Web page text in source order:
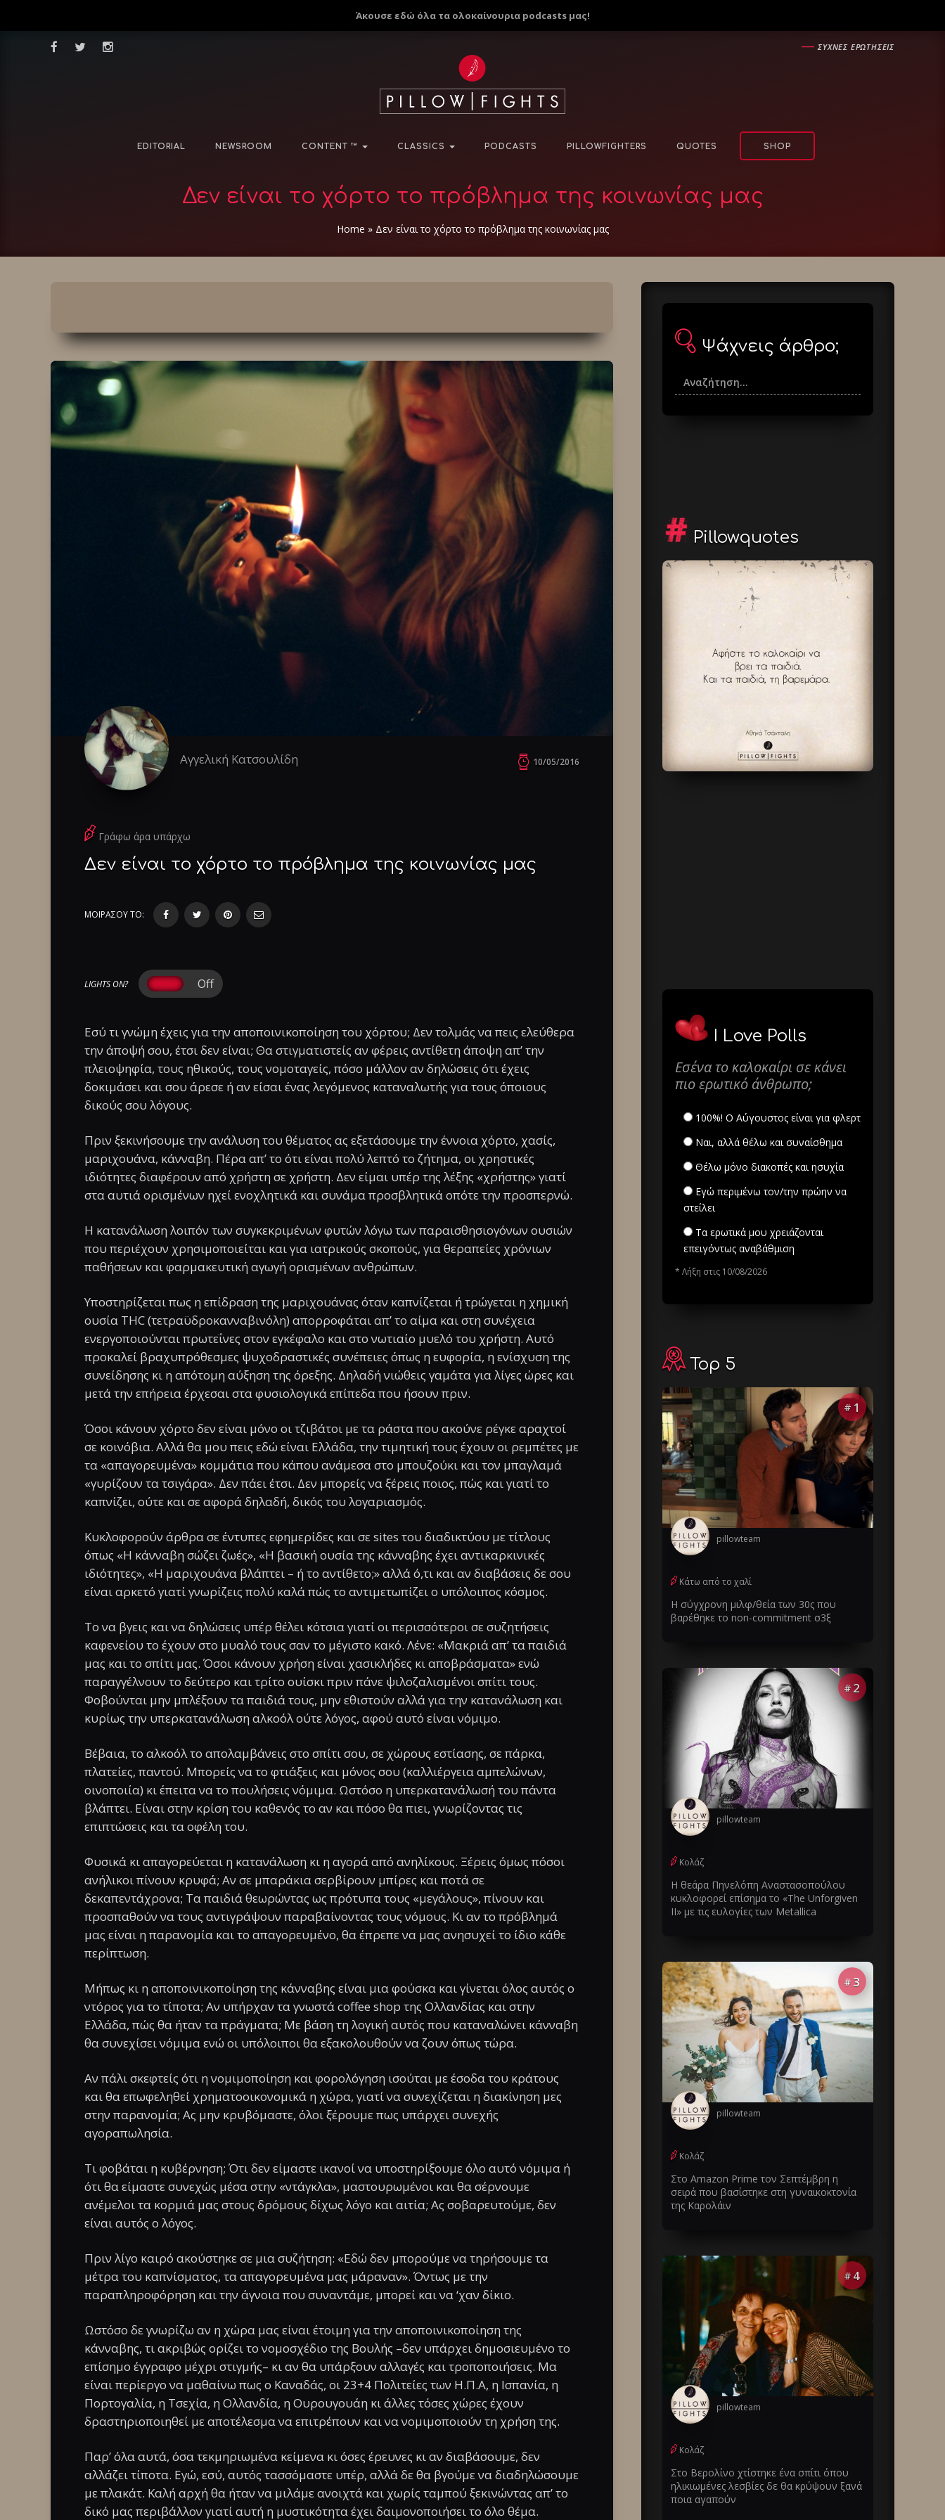
Άκουσε εδώ όλα τα ολοκαίνουρια podcasts μας!
―ΣΥΧΝΕΣ ΕΡΩΤΗΣΕΙΣ
EDITORIAL NEWSROOM CONTENT ™ CLASSICS PODCASTS PILLOWFIGHTERS QUOTES SHOP
Δεν είναι το χόρτο το πρόβλημα της κοινωνίας μας
Home » Δεν είναι το χόρτο το πρόβλημα της κοινωνίας μας
Αγγελική Κατσουλίδη 10/05/2016
Γράφω άρα υπάρχω
Δεν είναι το χόρτο το πρόβλημα της κοινωνίας μας
ΜΟΙΡΑΣΟΥ ΤΟ:
LIGHTS ON?
Εσύ τι γνώμη έχεις για την αποποινικοποίηση του χόρτου; Δεν τολμάς να πεις ελεύθερα
την άποψή σου, έτσι δεν είναι; Θα στιγματιστείς αν φέρεις αντίθετη άποψη απ’ την
πλειοψηφία, τους ηθικούς, τους νομοταγείς, πόσο μάλλον αν δηλώσεις ότι έχεις
δοκιμάσει και σου άρεσε ή αν είσαι ένας λεγόμενος καταναλωτής για τους όποιους
δικούς σου λόγους.
Πριν ξεκινήσουμε την ανάλυση του θέματος ας εξετάσουμε την έννοια χόρτο, χασίς,
μαριχουάνα, κάνναβη. Πέρα απ’ το ότι είναι πολύ λεπτό το ζήτημα, οι χρηστικές
ιδιότητες διαφέρουν από χρήστη σε χρήστη. Δεν είμαι υπέρ της λέξης «χρήστης» γιατί
στα αυτιά ορισμένων ηχεί ενοχλητικά και συνάμα προσβλητικά οπότε την προσπερνώ.
Η κατανάλωση λοιπόν των συγκεκριμένων φυτών λόγω των παραισθησιογόνων ουσιών
που περιέχουν χρησιμοποιείται και για ιατρικούς σκοπούς, για θεραπείες χρόνιων
παθήσεων και φαρμακευτική αγωγή ορισμένων ανθρώπων.
Υποστηρίζεται πως η επίδραση της μαριχουάνας όταν καπνίζεται ή τρώγεται η χημική
ουσία THC (τετραϋδροκανναβινόλη) απορροφάται απ’ το αίμα και στη συνέχεια
ενεργοποιούνται πρωτεΐνες στον εγκέφαλο και στο νωτιαίο μυελό του χρήστη. Αυτό
προκαλεί βραχυπρόθεσμες ψυχοδραστικές συνέπειες όπως η ευφορία, η ενίσχυση της
συνείδησης κι η απότομη αύξηση της όρεξης. Δηλαδή νιώθεις γαμάτα για λίγες ώρες και
μετά την επήρεια έρχεσαι στα φυσιολογικά επίπεδα που ήσουν πριν.
Όσοι κάνουν χόρτο δεν είναι μόνο οι τζιβάτοι με τα ράστα που ακούνε ρέγκε αραχτοί
σε κοινόβια. Αλλά θα μου πεις εδώ είναι Ελλάδα, την τιμητική τους έχουν οι ρεμπέτες με
τα «απαγορευμένα» κομμάτια που κάπου ανάμεσα στο μπουζούκι και τον μπαγλαμά
«γυρίζουν τα τσιγάρα». Δεν πάει έτσι. Δεν μπορείς να ξέρεις ποιος, πώς και γιατί το
καπνίζει, ούτε και σε αφορά δηλαδή, δικός του λογαριασμός.
Κυκλοφορούν άρθρα σε έντυπες εφημερίδες και σε sites του διαδικτύου με τίτλους
όπως «Η κάνναβη σώζει ζωές», «Η βασική ουσία της κάνναβης έχει αντικαρκινικές
ιδιότητες», «Η μαριχουάνα βλάπτει – ή το αντίθετο;» αλλά ό,τι και αν διαβάσεις δε σου
είναι αρκετό γιατί γνωρίζεις πολύ καλά πώς το αντιμετωπίζει ο υπόλοιπος κόσμος.
Το να βγεις και να δηλώσεις υπέρ θέλει κότσια γιατί οι περισσότεροι σε συζητήσεις
καφενείου το έχουν στο μυαλό τους σαν το μέγιστο κακό. Λένε: «Μακριά απ’ τα παιδιά
μας και το σπίτι μας. Όσοι κάνουν χρήση είναι χασικλήδες κι αποβράσματα» ενώ
παραγγέλνουν το δεύτερο και τρίτο ουίσκι πριν πάνε ψιλοζαλισμένοι σπίτι τους.
Φοβούνται μην μπλέξουν τα παιδιά τους, μην εθιστούν αλλά για την κατανάλωση και
κυρίως την υπερκατανάλωση αλκοόλ ούτε λόγος, αφού αυτό είναι νόμιμο.
Βέβαια, το αλκοόλ το απολαμβάνεις στο σπίτι σου, σε χώρους εστίασης, σε πάρκα,
πλατείες, παντού. Μπορείς να το φτιάξεις και μόνος σου (καλλιέργεια αμπελώνων,
οινοποιία) κι έπειτα να το πουλήσεις νόμιμα. Ωστόσο η υπερκατανάλωσή του πάντα
βλάπτει. Είναι στην κρίση του καθενός το αν και πόσο θα πιει, γνωρίζοντας τις
επιπτώσεις και τα οφέλη του.
Φυσικά κι απαγορεύεται η κατανάλωση κι η αγορά από ανηλίκους. Ξέρεις όμως πόσοι
ανήλικοι πίνουν κρυφά; Αν σε μπαράκια σερβίρουν μπίρες και ποτά σε
δεκαπεντάχρονα; Τα παιδιά θεωρώντας ως πρότυπα τους «μεγάλους», πίνουν και
προσπαθούν να τους αντιγράψουν παραβαίνοντας τους νόμους. Κι αν το πρόβλημά
μας είναι η παρανομία και το απαγορευμένο, θα έπρεπε να μας ανησυχεί το ίδιο κάθε
περίπτωση.
Μήπως κι η αποποινικοποίηση της κάνναβης είναι μια φούσκα και γίνεται όλος αυτός ο
ντόρος για το τίποτα; Αν υπήρχαν τα γνωστά coffee shop της Ολλανδίας και στην
Ελλάδα, πώς θα ήταν τα πράγματα; Με βάση τη λογική αυτός που καταναλώνει κάνναβη
θα συνεχίσει νόμιμα ενώ οι υπόλοιποι θα εξακολουθούν να ζουν όπως τώρα.
Αν πάλι σκεφτείς ότι η νομιμοποίηση και φορολόγηση ισούται με έσοδα του κράτους
και θα επωφεληθεί χρηματοοικονομικά η χώρα, γιατί να συνεχίζεται η διακίνηση μες
στην παρανομία; Ας μην κρυβόμαστε, όλοι ξέρουμε πως υπάρχει συνεχής
αγοραπωλησία.
Τι φοβάται η κυβέρνηση; Ότι δεν είμαστε ικανοί να υποστηρίξουμε όλο αυτό νόμιμα ή
ότι θα είμαστε συνεχώς μέσα στην «ντάγκλα», μαστουρωμένοι και θα σέρνουμε
ανέμελοι τα κορμιά μας στους δρόμους δίχως λόγο και αιτία; Ας σοβαρευτούμε, δεν
είναι αυτός ο λόγος.
Πριν λίγο καιρό ακούστηκε σε μια συζήτηση: «Εδώ δεν μπορούμε να τηρήσουμε τα
μέτρα του καπνίσματος, τα απαγορευμένα μας μάραναν». Όντως με την
παραπληροφόρηση και την άγνοια που συναντάμε, μπορεί και να ‘χαν δίκιο.
Ωστόσο δε γνωρίζω αν η χώρα μας είναι έτοιμη για την αποποινικοποίηση της
κάνναβης, τι ακριβώς ορίζει το νομοσχέδιο της Βουλής –δεν υπάρχει δημοσιευμένο το
επίσημο έγγραφο μέχρι στιγμής– κι αν θα υπάρξουν αλλαγές και τροποποιήσεις. Μα
είναι περίεργο να μαθαίνω πως ο Καναδάς, οι 23+4 Πολιτείες των Η.Π.Α, η Ισπανία, η
Πορτογαλία, η Τσεχία, η Ολλανδία, η Ουρουγουάη κι άλλες τόσες χώρες έχουν
δραστηριοποιηθεί με αποτέλεσμα να επιτρέπουν και να νομιμοποιούν τη χρήση της.
Παρ’ όλα αυτά, όσα τεκμηριωμένα κείμενα κι όσες έρευνες κι αν διαβάσουμε, δεν
αλλάζει τίποτα. Εγώ, εσύ, αυτός τασσόμαστε υπέρ, αλλά δε θα βγούμε να διαδηλώσουμε
με πλακάτ. Καλή αρχή θα ήταν να μιλάμε ανοιχτά και χωρίς ταμπού ξεκινώντας απ’ το
δικό μας περιβάλλον γιατί αυτή η μυστικότητα έχει δαιμονοποιήσει το όλο θέμα.
Ψάχνεις άρθρο;
Pillowquotes
I Love Polls
Εσένα το καλοκαίρι σε κάνει
πιο ερωτικό άνθρωπο;
100%! Ο Αύγουστος είναι για φλερτ
Ναι, αλλά θέλω και συναίσθημα
Θέλω μόνο διακοπές και ησυχία
Εγώ περιμένω τον/την πρώην να
στείλει
Τα ερωτικά μου χρειάζονται
επειγόντως αναβάθμιση
* Λήξη στις 10/08/2026
Top 5
# 1
pillowteam
Κάτω από το χαλί
Η σύγχρονη μιλφ/θεία των 30ς που
βαρέθηκε το non-commitment σ3ξ
# 2
pillowteam
Κολάζ
Η θεάρα Πηνελόπη Αναστασοπούλου
κυκλοφορεί επίσημα το «The Unforgiven
II» με τις ευλογίες των Metallica
# 3
pillowteam
Κολάζ
Στο Amazon Prime τον Σεπτέμβρη η
σειρά που βασίστηκε στη γυναικοκτονία
της Καρολάιν
# 4
pillowteam
Κολάζ
Στο Βερολίνο χτίστηκε ένα σπίτι όπου
ηλικιωμένες λεσβίες δε θα κρύψουν ξανά
ποια αγαπούν